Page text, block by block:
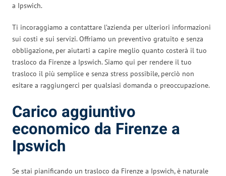
a Ipswich.
Ti incoraggiamo a contattare l’azienda per ulteriori informazioni
sui costi e sui servizi. Offriamo un preventivo gratuito e senza
obbligazione, per aiutarti a capire meglio quanto costerà il tuo
trasloco da Firenze a Ipswich. Siamo qui per rendere il tuo
trasloco il più semplice e senza stress possibile, perciò non
esitare a raggiungerci per qualsiasi domanda o preoccupazione.
Carico aggiuntivo
economico da Firenze a
Ipswich
Se stai pianificando un trasloco da Firenze a Ipswich, è naturale